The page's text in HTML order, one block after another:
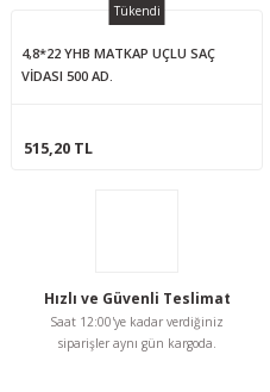
Tükendi
4,8*22 YHB MATKAP UÇLU SAÇ
VİDASI 500 AD.
515,20 TL
Hızlı ve Güvenli Teslimat
Saat 12:00'ye kadar verdiğiniz
siparişler aynı gün kargoda.